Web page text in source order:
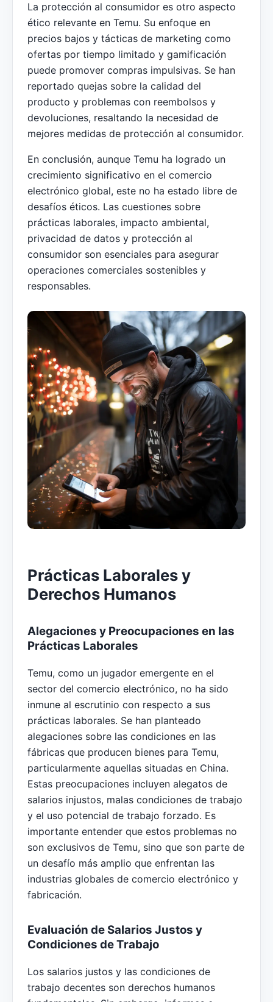
La protección al consumidor es otro aspecto
ético relevante en Temu. Su enfoque en
precios bajos y tácticas de marketing como
ofertas por tiempo limitado y gamificación
puede promover compras impulsivas. Se han
reportado quejas sobre la calidad del
producto y problemas con reembolsos y
devoluciones, resaltando la necesidad de
mejores medidas de protección al consumidor.
En conclusión, aunque Temu ha logrado un
crecimiento significativo en el comercio
electrónico global, este no ha estado libre de
desafíos éticos. Las cuestiones sobre
prácticas laborales, impacto ambiental,
privacidad de datos y protección al
consumidor son esenciales para asegurar
operaciones comerciales sostenibles y
responsables.
Prácticas Laborales y
Derechos Humanos
Alegaciones y Preocupaciones en las
Prácticas Laborales
Temu, como un jugador emergente en el
sector del comercio electrónico, no ha sido
inmune al escrutinio con respecto a sus
prácticas laborales. Se han planteado
alegaciones sobre las condiciones en las
fábricas que producen bienes para Temu,
particularmente aquellas situadas en China.
Estas preocupaciones incluyen alegatos de
salarios injustos, malas condiciones de trabajo
y el uso potencial de trabajo forzado. Es
importante entender que estos problemas no
son exclusivos de Temu, sino que son parte de
un desafío más amplio que enfrentan las
industrias globales de comercio electrónico y
fabricación.
Evaluación de Salarios Justos y
Condiciones de Trabajo
Los salarios justos y las condiciones de
trabajo decentes son derechos humanos